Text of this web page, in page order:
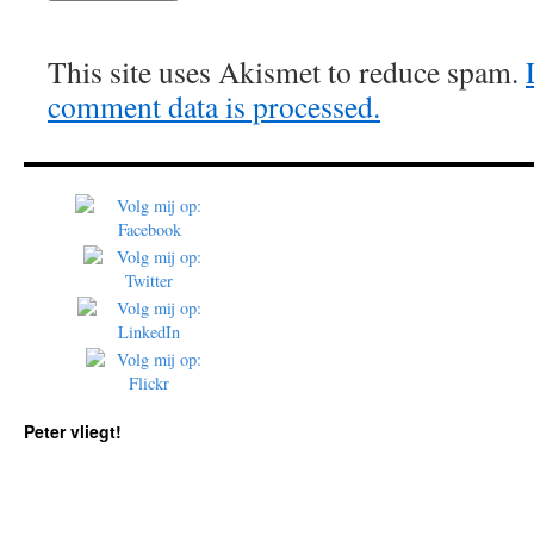
This site uses Akismet to reduce spam.
comment data is processed.
Peter vliegt!